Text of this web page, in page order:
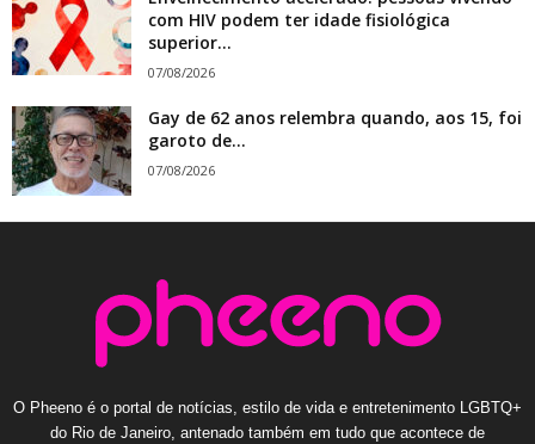
com HIV podem ter idade fisiológica
superior...
07/08/2026
Gay de 62 anos relembra quando, aos 15, foi
garoto de...
07/08/2026
O Pheeno é o portal de notícias, estilo de vida e entretenimento LGBTQ+
do Rio de Janeiro, antenado também em tudo que acontece de